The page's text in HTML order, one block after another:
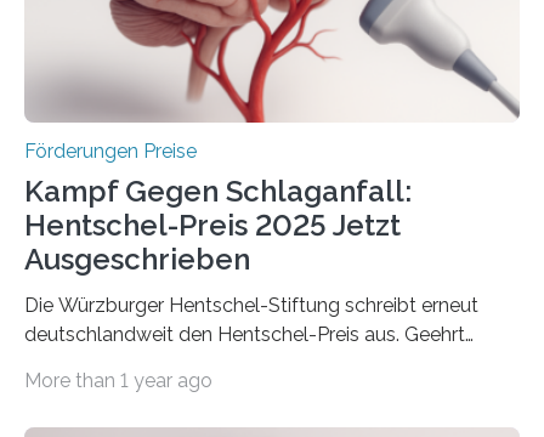
Berlin überbrachte das Bundesministerium für
Wirtschaft und Energie eine gute Nachricht:
Überplanmäßige Verpflichtungsermächtigungen in
Förderungen Preise
Kampf Gegen Schlaganfall:
Hentschel-Preis 2025 Jetzt
Ausgeschrieben
Die Würzburger Hentschel-Stiftung schreibt erneut
deutschlandweit den Hentschel-Preis aus. Geehrt
hochrangige wissenschaftliche Publikation zum Thema
More than 1 year ago